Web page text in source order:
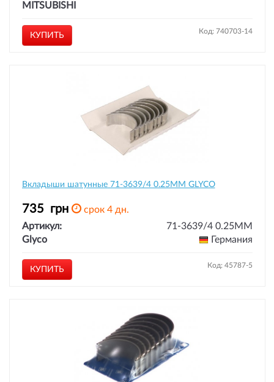
MITSUBISHI
КУПИТЬ Код: 740703-14
Вкладыши шатунные 71-3639/4 0.25MM GLYCO
735 грн
срок 4 дн.
Артикул:
71-3639/4 0.25MM
Glyco
Германия
КУПИТЬ Код: 45787-5